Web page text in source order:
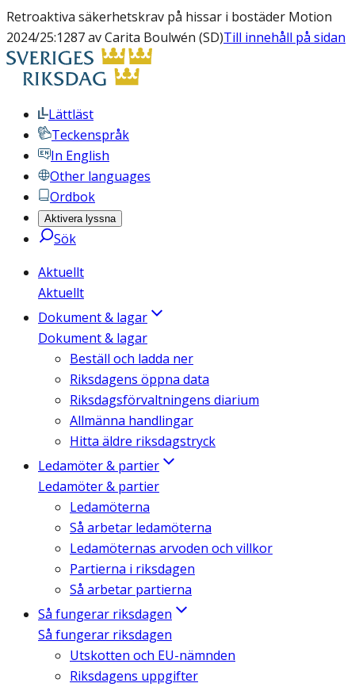
Retroaktiva säkerhetskrav på hissar i bostäder Motion
2024/25:1287 av Carita Boulwén (SD)Till innehåll på sidan
Lättläst
Teckenspråk
In English
Other languages
Ordbok
Aktivera lyssna
Sök
Aktuellt
Aktuellt
Dokument & lagar
Dokument & lagar
Beställ och ladda ner
Riksdagens öppna data
Riksdagsförvaltningens diarium
Allmänna handlingar
Hitta äldre riksdagstryck
Ledamöter & partier
Ledamöter & partier
Ledamöterna
Så arbetar ledamöterna
Ledamöternas arvoden och villkor
Partierna i riksdagen
Så arbetar partierna
Så fungerar riksdagen
Så fungerar riksdagen
Utskotten och EU-nämnden
Riksdagens uppgifter